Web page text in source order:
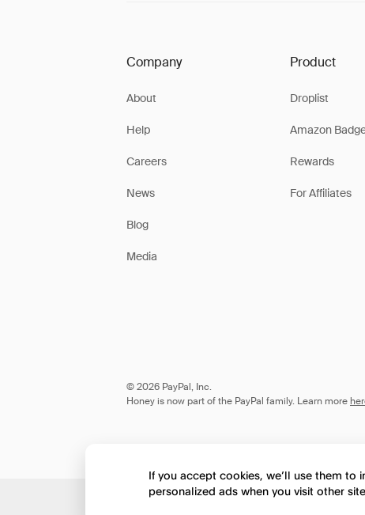
Company
About
Help
Careers
News
Blog
Media
Product
Droplist
Amazon
Rewards
For Affiliates
© 2026 PayPal, Inc.
Honey is now part of the PayPal family. Learn more
If you accept cookies, we’ll use them to
personalized ads when you visit other